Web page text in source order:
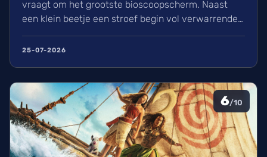
vraagt om het grootste bioscoopscherm. Naast
een klein beetje een stroef begin vol verwarrende
film in een indrukwekkend epos vol praktische
25-07-2026
6/10